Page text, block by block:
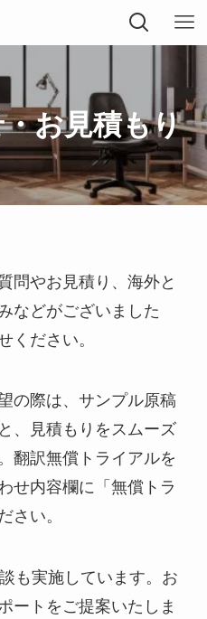
お見積もり
問やお見積り、海外と
などがございました
ください。
の際は、サンプル原稿
、見積もりをスムーズ
翻訳無償トライアルを
せ内容欄に「無償トラ
さい。
も実施しています。お
ートをご提案いたしま